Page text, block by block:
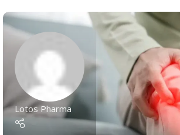
Lotos Pharma